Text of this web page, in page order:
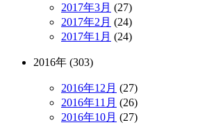
2017年3月 (27)
2017年2月 (24)
2017年1月 (24)
2016年 (303)
2016年12月 (27)
2016年11月 (26)
2016年10月 (27)